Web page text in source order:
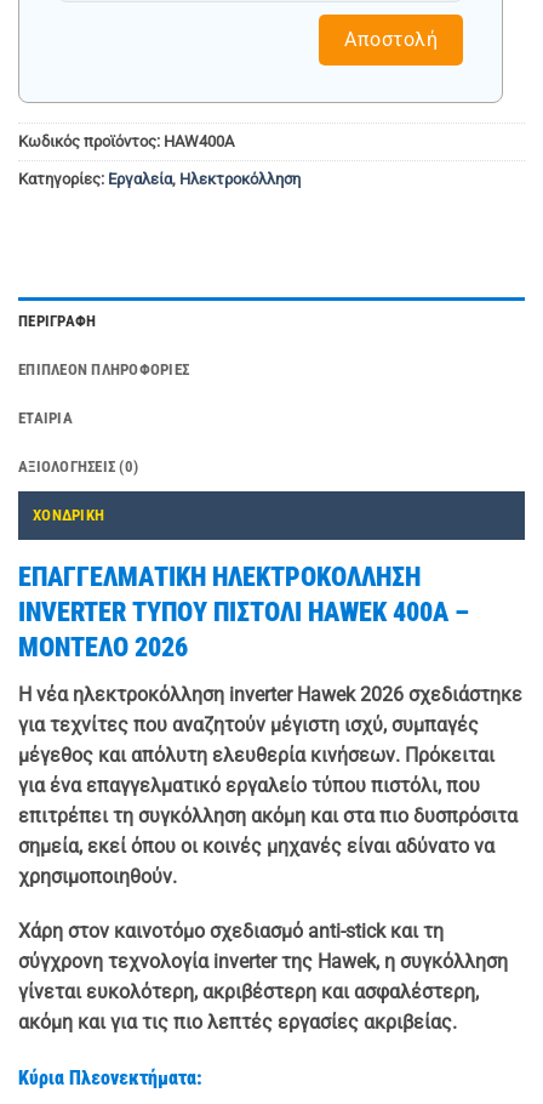
Αποστολή
Κωδικός προϊόντος: HAW400A
Κατηγορίες: Εργαλεία, Ηλεκτροκόλληση
ΠΕΡΙΓΡΑΦΉ
ΕΠΙΠΛΈΟΝ ΠΛΗΡΟΦΟΡΊΕΣ
ΕΤΑΙΡΊΑ
ΑΞΙΟΛΟΓΉΣΕΙΣ (0)
ΧΟΝΔΡΙΚΗ
ΕΠΑΓΓΕΛΜΑΤΙΚΗ ΗΛΕΚΤΡΟΚΟΛΛΗΣΗ
INVERTER ΤΥΠΟΥ ΠΙΣΤΟΛΙ HAWEK 400A –
ΜΟΝΤΕΛΟ 2026
Η νέα ηλεκτροκόλληση inverter Hawek 2026 σχεδιάστηκε
για τεχνίτες που αναζητούν μέγιστη ισχύ, συμπαγές
μέγεθος και απόλυτη ελευθερία κινήσεων. Πρόκειται
για ένα επαγγελματικό εργαλείο τύπου πιστόλι, που
επιτρέπει τη συγκόλληση ακόμη και στα πιο δυσπρόσιτα
σημεία, εκεί όπου οι κοινές μηχανές είναι αδύνατο να
χρησιμοποιηθούν.
Χάρη στον καινοτόμο σχεδιασμό anti-stick και τη
σύγχρονη τεχνολογία inverter της Hawek, η συγκόλληση
γίνεται ευκολότερη, ακριβέστερη και ασφαλέστερη,
ακόμη και για τις πιο λεπτές εργασίες ακριβείας.
Κύρια Πλεονεκτήματα: